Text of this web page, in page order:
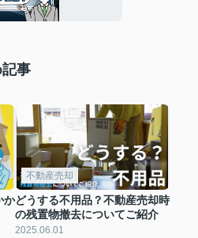
事
か
不動産売却
どうする不用品？不動産売却時
の残置物撤去についてご紹介
2025.06.01